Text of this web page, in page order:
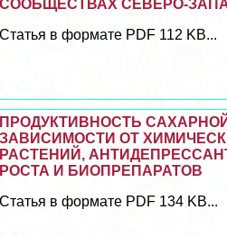
СООБЩЕСТВАХ СЕВЕРО-
Статья в формате PDF 112 KB...
ПРОДУКТИВНОСТЬ
ЗАВИСИМОСТИ ОТ
РАСТЕНИЙ,
РОСТА И БИОПРЕПАРАТОВ
Статья в формате PDF 134 KB...